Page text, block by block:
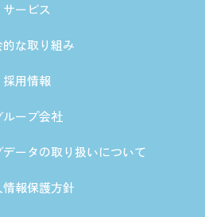
サービス
な取り組み
採用情報
ループ会社
ータの取り扱いについて
報保護方針